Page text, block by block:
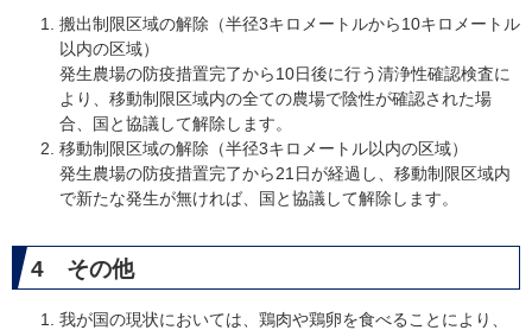
搬出制限区域の解除（半径3キロメートルから10キロメートル
以内の区域）
発生農場の防疫措置完了から10日後に行う清浄性確認検査に
より、移動制限区域内の全ての農場で陰性が確認された場
合、国と協議して解除します。
移動制限区域の解除（半径3キロメートル以内の区域）
発生農場の防疫措置完了から21日が経過し、移動制限区域内
で新たな発生が無ければ、国と協議して解除します。
4 その他
我が国の現状においては、鶏肉や鶏卵を食べることにより、